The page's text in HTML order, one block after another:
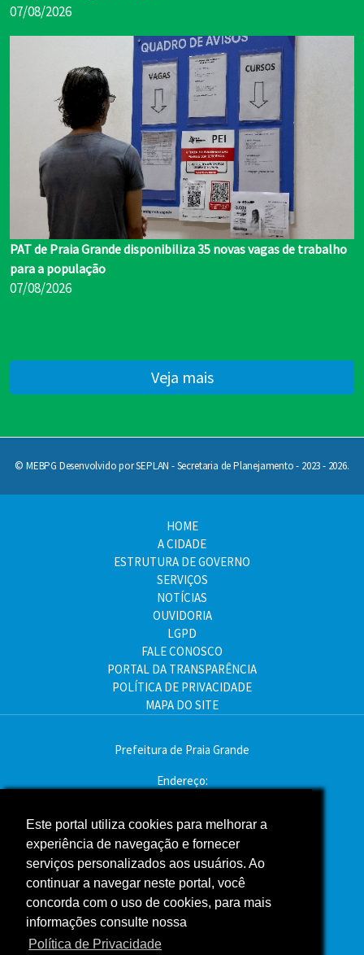
Este portal utiliza cookies para melhorar a
experiência de navegação e fornecer
serviços personalizados aos usuários. Ao
continuar a navegar neste portal, você
concorda com o uso de cookies, para mais
informações consulte nossa
Política de Privacidade
07/08/2026
PAT de Praia Grande disponibiliza 35 novas vagas de trabalho
para a população
07/08/2026
Veja mais
© MEBPG Desenvolvido por SEPLAN - Secretaria de Planejamento - 2023 - 2026.
HOME
A CIDADE
ESTRUTURA DE GOVERNO
SERVIÇOS
NOTÍCIAS
OUVIDORIA
LGPD
FALE CONOSCO
PORTAL DA TRANSPARÊNCIA
POLÍTICA DE PRIVACIDADE
MAPA DO SITE
Prefeitura de Praia Grande
Endereço:
CEP: 11704-900
Telefone:(13) 3496-2000
Atendimento: segunda a sexta - das 9h às 16h
Assessoria de Imprensa
ACOMPANHE A PREFEITURA NAS REDES SOCIAIS